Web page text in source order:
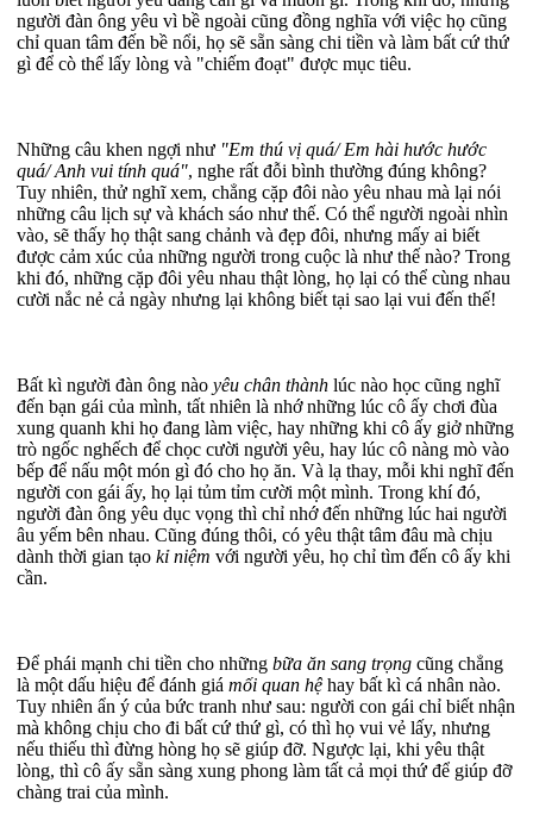
người đàn ông yêu vì bề ngoài cũng đồng nghĩa với việc họ cũng
chỉ quan tâm đến bề nổi, họ sẽ sẵn sàng chi tiền và làm bất cứ thứ
gì để cò thể lấy lòng và "chiếm đoạt" được mục tiêu.
Những câu khen ngợi như "Em thú vị quá/ Em hài hước hước
quá/ Anh vui tính quá", nghe rất đỗi bình thường đúng không?
Tuy nhiên, thử nghĩ xem, chẳng cặp đôi nào yêu nhau mà lại nói
những câu lịch sự và khách sáo như thế. Có thể người ngoài nhìn
vào, sẽ thấy họ thật sang chảnh và đẹp đôi, nhưng mấy ai biết
được cảm xúc của những người trong cuộc là như thế nào? Trong
khi đó, những cặp đôi yêu nhau thật lòng, họ lại có thể cùng nhau
cười nắc nẻ cả ngày nhưng lại không biết tại sao lại vui đến thế!
Bất kì người đàn ông nào yêu chân thành lúc nào học cũng nghĩ
đến bạn gái của mình, tất nhiên là nhớ những lúc cô ấy chơi đùa
xung quanh khi họ đang làm việc, hay những khi cô ấy giở những
trò ngốc nghếch để chọc cười người yêu, hay lúc cô nàng mò vào
bếp để nấu một món gì đó cho họ ăn. Và lạ thay, mỗi khi nghĩ đến
người con gái ấy, họ lại tủm tỉm cười một mình. Trong khí đó,
người đàn ông yêu dục vọng thì chỉ nhớ đến những lúc hai người
âu yếm bên nhau. Cũng đúng thôi, có yêu thật tâm đâu mà chịu
dành thời gian tạo kỉ niệm với người yêu, họ chỉ tìm đến cô ấy khi
cần.
Để phái mạnh chi tiền cho những bữa ăn sang trọng cũng chẳng
là một dấu hiệu để đánh giá mối quan hệhay bất kì cá nhân nào.
Tuy nhiên ẩn ý của bức tranh như sau: người con gái chỉ biết nhận
mà không chịu cho đi bất cứ thứ gì, có thì họ vui vẻ lấy, nhưng
nếu thiếu thì đừng hòng họ sẽ giúp đỡ. Ngược lại, khi yêu thật
lòng, thì cô ấy sẵn sàng xung phong làm tất cả mọi thứ để giúp đỡ
chàng trai của mình.